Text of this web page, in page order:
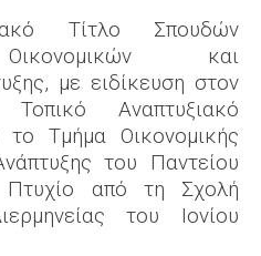
Τίτλο Σπουδών
και
με ειδίκευση στον
Αναπτυξιακό
Τμήμα Οικονομικής
του Παντείου
Πτυχίο από τη Σχολή
του Ιονίου